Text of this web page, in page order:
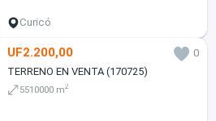
Curicó
UF2.200,00
0
TERRENO EN VENTA (170725)
5510000 m2